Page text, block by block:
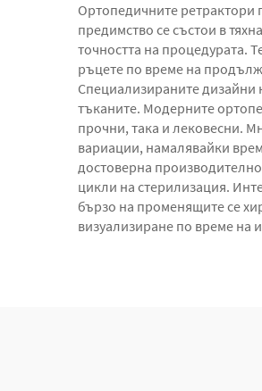
Ортопедичните ретрактори
предимство се състои в
точността на процедурата.
ръцете по време на
Специализираните дизайни
тъканите. Модерните
прочни, така и лековесни.
вариации, намалявайки
достоверна
цикли на стерилизация.
бързо на променящите се
визуализиране по време на